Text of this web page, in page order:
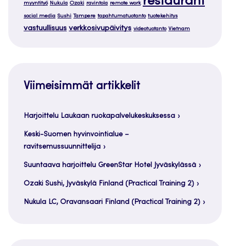
myyntityö Nukula Ozaki ravintola remote work
social media Sushi Tampere tapahtumatuotanto tuotekehitys
vastuullisuus verkkosivupäivitys videotuotanto Vietnam
Viimeisimmät artikkelit
Harjoittelu Laukaan ruokapalvelukeskuksessa
Keski-Suomen hyvinvointialue –
ravitsemussuunnittelija
Suuntaava harjoittelu GreenStar Hotel Jyväskylässä
Ozaki Sushi, Jyväskylä Finland (Practical Training 2)
Nukula LC, Oravansaari Finland (Practical Training 2)